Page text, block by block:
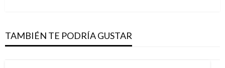
TAMBIÉN TE PODRÍA GUSTAR